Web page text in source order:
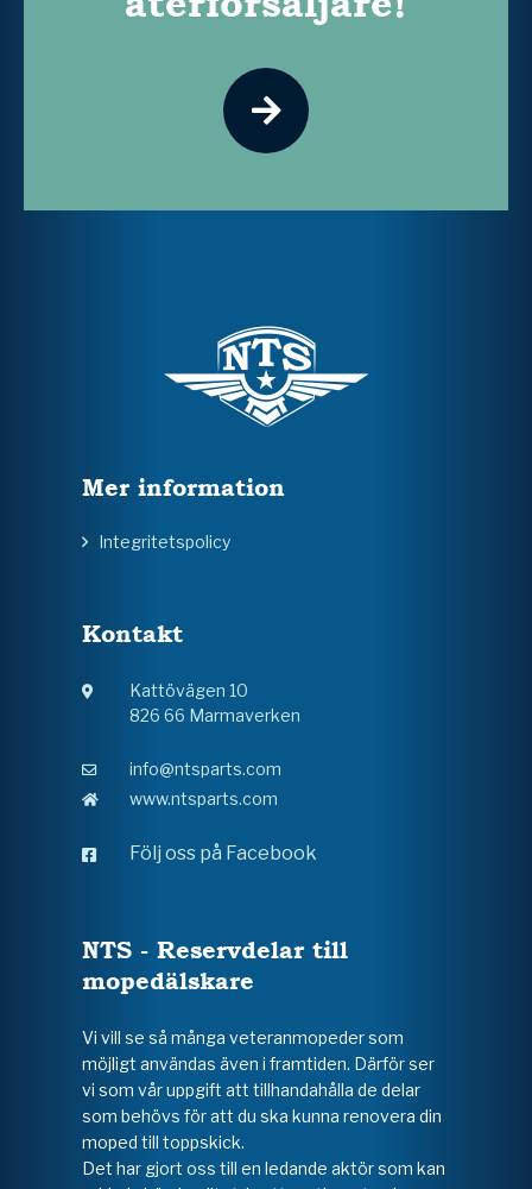
Mer information
Integritetspolicy
Kontakt
Kattövägen 10
826 66 Marmaverken
info@ntsparts.com
www.ntsparts.com
Följ oss på Facebook
NTS - Reservdelar till
mopedälskare
Vi vill se så många veteranmopeder som
möjligt användas även i framtiden. Därför ser
vi som vår uppgift att tillhandahålla de delar
som behövs för att du ska kunna renovera din
moped till toppskick.
Det har gjort oss till en ledande aktör som kan